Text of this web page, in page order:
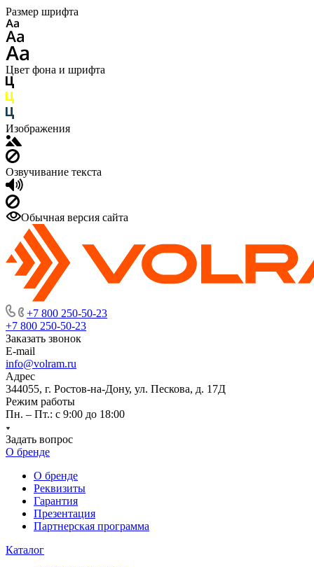
Размер шрифта
Цвет фона и шрифта
Изображения
Озвучивание текста
Обычная версия сайта
+7 800 250-50-23
+7 800 250-50-23
Заказать звонок
E-mail
info@volram.ru
Адрес
344055, г. Ростов-на-Дону, ул. Пескова, д. 17Д
Режим работы
Пн. – Пт.: с 9:00 до 18:00
Задать вопрос
О бренде
О бренде
Реквизиты
Гарантия
Презентация
Партнерская программа
Каталог